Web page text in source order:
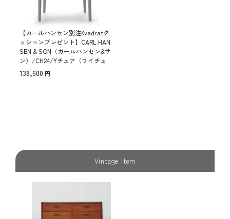
【カールハンセン別注Kvadratク
ッションプレゼント】CARL HAN
SEN & SON（カールハンセン&サ
ン）/CH24/Yチェア（ワイチェ
ア）/ビーチ材/SOFT SILVER G
RAY仕上げ/ブラックペーパーコ
138,600
Vintage Item